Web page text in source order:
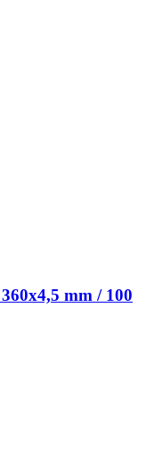
mm / 100